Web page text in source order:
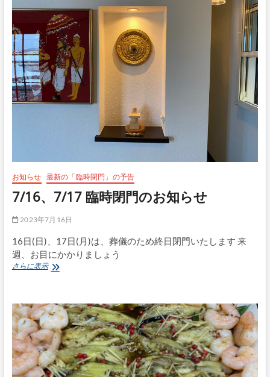
き
法
要」
告
お知らせ 最新の「臨時閉門」の予告
7/16、7/17 臨時閉門のお知らせ
2023年7月16日
16日(日)、17日(月)は、葬儀のため終日閉門いたします 来
週、お目にかかりましょう
さらに表示7/16、
閉
門
の
お
知
ら
せ